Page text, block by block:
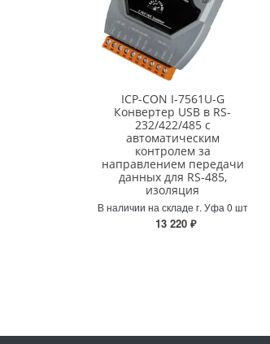
ICP-CON I-7561U-G
Конвертер USB в RS-
232/422/485 с
автоматическим
контролем за
направлением передачи
данных для RS-485,
изоляция
В наличии на складе г. Уфа 0 шт
13 220 ₽